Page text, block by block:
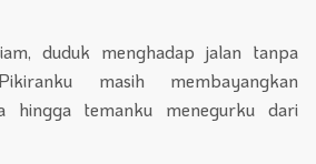
duduk menghadap jalan tanpa
masih membayangkan
hingga temanku menegurku dari